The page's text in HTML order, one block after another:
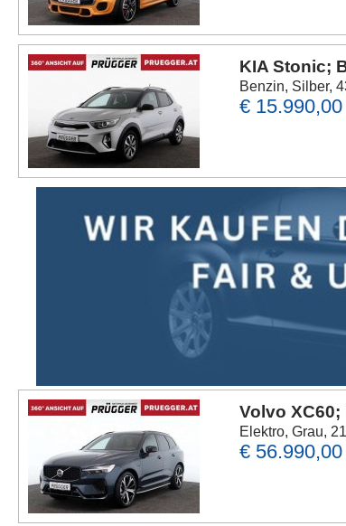
KIA Stonic;
Benzin, Silber,
€ 15.990,00
Volvo XC60;
Elektro, Grau,
€ 56.990,00